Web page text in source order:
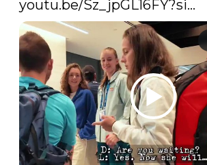
youtu.be/Sz_jpGL16FY?si…